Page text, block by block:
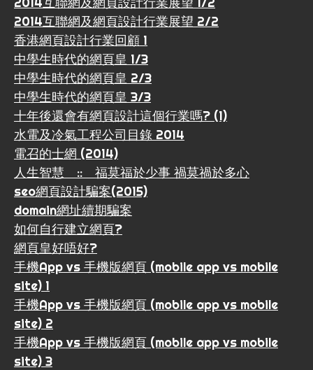
2014互聯網及網頁設計行業展望 2/2
香港網頁設計行業回顧 1
中學生時代的網頁皇 1/3
中學生時代的網頁皇 2/3
中學生時代的網頁皇 3/3
十年後還會有網頁設計這個行業嗎? (1)
水電及冷氣工程公司目錄 2014
電召的士網 (2014)
人生智慧 :: 福莫福於少事 禍莫禍於多心
seo網頁設計騙案(2015)
domain網址續期騙案
如何自行建立網頁?
網頁皇好唔好?
手機App vs 手機版網頁 (mobile app vs mobile
site) 1
手機App vs 手機版網頁 (mobile app vs mobile
site) 2
手機App vs 手機版網頁 (mobile app vs mobile
site) 3